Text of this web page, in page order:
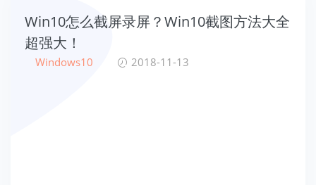
Win10怎么截屏录屏？​Win10截图方法大全
超强大！
Windows10 2018-11-13